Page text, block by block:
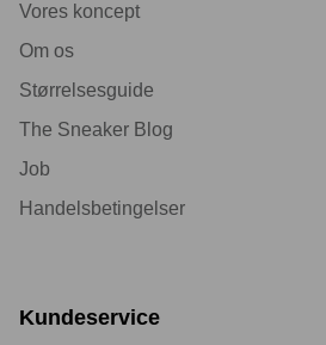
Vores koncept
Om os
Størrelsesguide
The Sneaker Blog
Job
Handelsbetingelser
Kundeservice